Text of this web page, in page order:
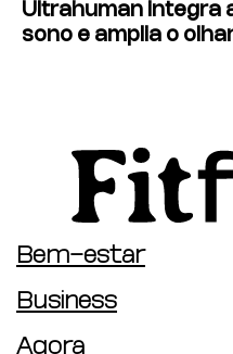
Ultrahuman integra
sono e amplia o
Bem-estar
Business
Agora